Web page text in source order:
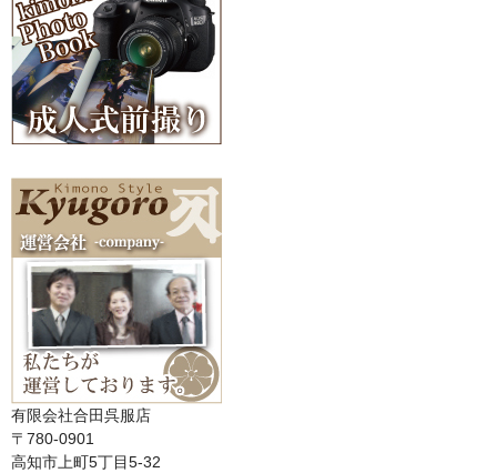
有限会社合田呉服店
〒780-0901
高知市上町5丁目5-32